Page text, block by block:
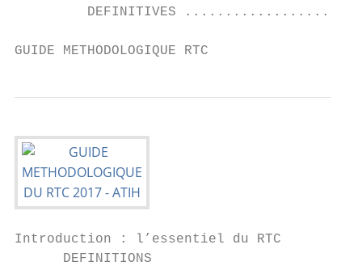
DEFINITIVES
GUIDE METHODOLOGIQUE
Introduction : l’essentiel du RTC
      DEFINITIONS